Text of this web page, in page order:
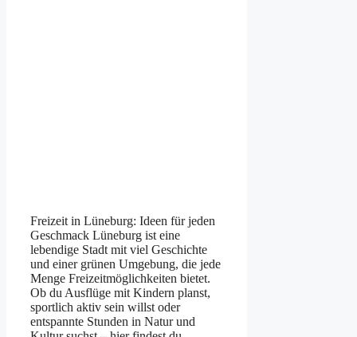
Freizeit in Lüneburg: Ideen für jeden
Geschmack Lüneburg ist eine
lebendige Stadt mit viel Geschichte
und einer grünen Umgebung, die jede
Menge Freizeitmöglichkeiten bietet.
Ob du Ausflüge mit Kindern planst,
sportlich aktiv sein willst oder
entspannte Stunden in Natur und